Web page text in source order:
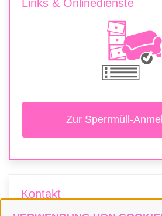
Links & Onlinedienste
Zur Sperrmüll-
Kontakt